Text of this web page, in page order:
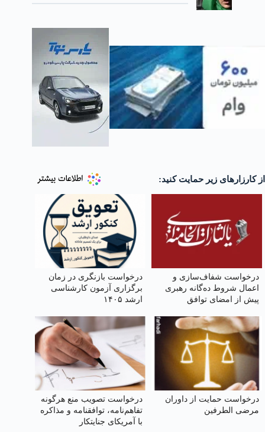
از کارزارهای زیر حمایت کنید:
درخواست شفاف‌سازی و
اعمال شروط ده‌گانه رهبری
پیش از امضای توافق
درخواست بازنگری در زمان
برگزاری آزمون کارشناسی
ارشد ۱۴۰۵
درخواست حمایت از داوران
مرضی الطرفین
درخواست تصویب منع هرگونه
تفاهم‌نامه، توافقنامه و مذاکره
با آمریکای جنایتکار